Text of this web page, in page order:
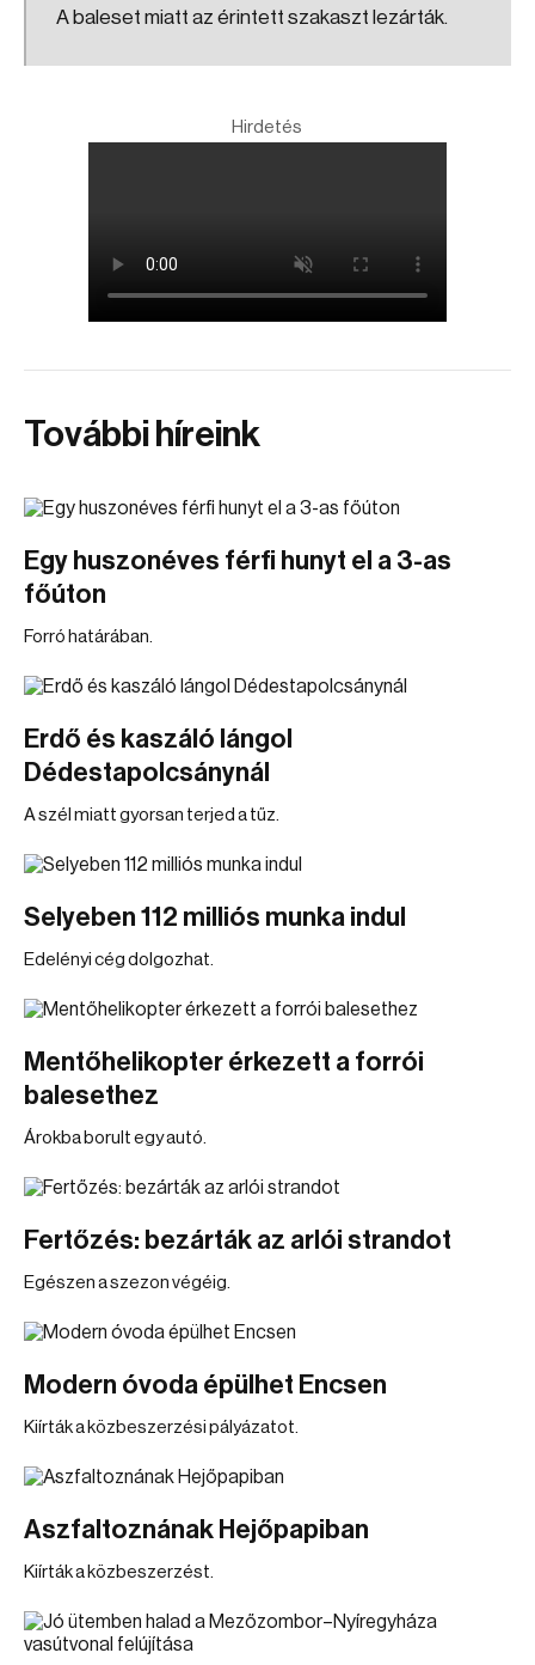
A baleset miatt az érintett szakaszt lezárták.
Hirdetés
További híreink
Egy huszonéves férfi hunyt el a 3-as
főúton
Forró határában.
Erdő és kaszáló lángol
Dédestapolcsánynál
A szél miatt gyorsan terjed a tűz.
Selyeben 112 milliós munka indul
Edelényi cég dolgozhat.
Mentőhelikopter érkezett a forrói
balesethez
Árokba borult egy autó.
Fertőzés: bezárták az arlói strandot
Egészen a szezon végéig.
Modern óvoda épülhet Encsen
Kiírták a közbeszerzési pályázatot.
Aszfaltoznának Hejőpapiban
Kiírták a közbeszerzést.